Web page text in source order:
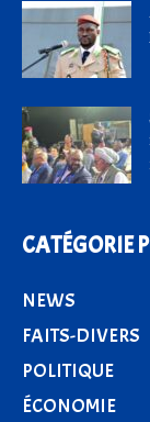
CATÉGORIE
NEWS
FAITS-DIVERS
POLITIQUE
ÉCONOMIE